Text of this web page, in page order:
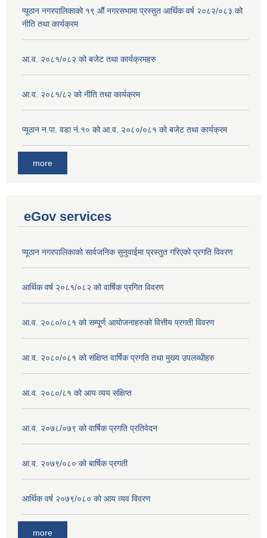
प्यूठान नगरपालिकाको १९ औं नगरसभामा प्रस्तुत आर्थिक वर्ष २०८२/०८३ को
नीति तथा कार्यक्रम
आ.व. २०८१/०८२ को बजेट तथा कार्यक्रमहरु
आ.व. २०८१/८२ को नीति तथा कार्यक्रम
प्यूठान न.पा. वडा नं.१० को आ.व. २०८०/०८१ को बजेट तथा कार्यक्रम
more
eGov services
प्यूठान नगरपालिकाको सार्वजनिक सुनुवाईमा प्रस्तुत गरिएको प्रगति विवरण
आर्थिक वर्ष २०८१/०८२ को वार्षिक प्रगित विवरण
आ.व. २०८०/०८१ को सम्पू्र्ण आयोजनाहरुको वित्तीय प्रगती विवरण
आ.व. २०८०/०८१ को संक्षिप्त वार्षिक प्रगति तथा मुख्य उपलब्धीहरु
आ.व. २०८०/८१ को आय व्यय संक्षिप्त
आ.व. २०७८/०७९ को वार्षिक प्रगति प्रतिवेदन
आ.व. २०७९/०८० को बार्षिक प्रगती
आर्थिक वर्ष २०७९/०८० को आय व्यव विवरण
more